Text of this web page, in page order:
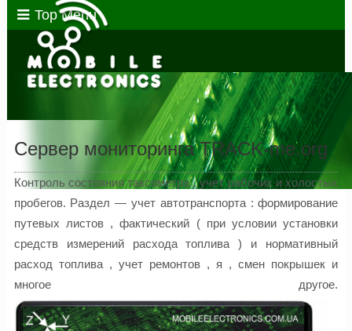
Top Menu
Сервер мониторинга TRACK-me.org
Контроль состояния таксометра , учет рабочих и холостых
пробегов. Раздел — учет автотранспорта : формирование
путевых листов , фактический ( при условии установки
средств измерений расхода топлива ) и нормативный
расход топлива , учет ремонтов , я , смен покрышек и
многое другое.